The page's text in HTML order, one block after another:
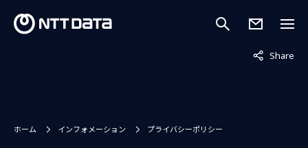
Share
非表示中
ホーム インフォメーション プライバシーポリシー